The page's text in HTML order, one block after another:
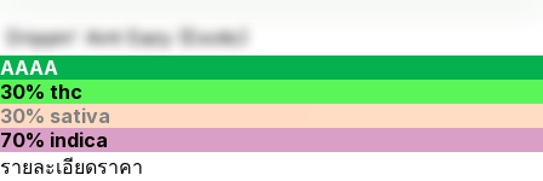
Drippin' Aint Eazy (Exotic)
AAAA
30% thc
30% sativa
70% indica
รายละเอียดราคา